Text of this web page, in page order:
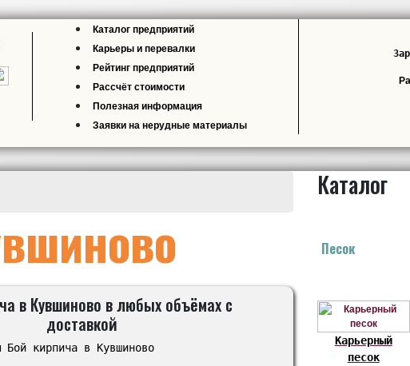
Каталог предприятий
Карьеры и перевалки
Рейтинг предприятий
Рассчёт стоимости
Полезная информация
Заявки на нерудные материалы
в Кувшиново в любых объёмах с
доставкой
Бой кирпича в Кувшиново
Каталог
Песок
Карьерный
песок